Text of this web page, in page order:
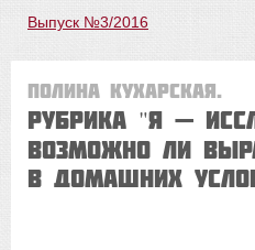
Выпуск №3/2016
Полина Кухарская.
Рубрика "Я —
ВОЗМОЖНО ЛИ
В ДОМАШНИХ